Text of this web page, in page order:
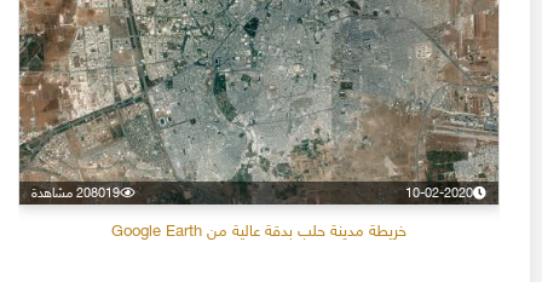
10-02-2020 208019 مشاهدة
خريطة مدينة حلب بدقة عالية من Google Earth